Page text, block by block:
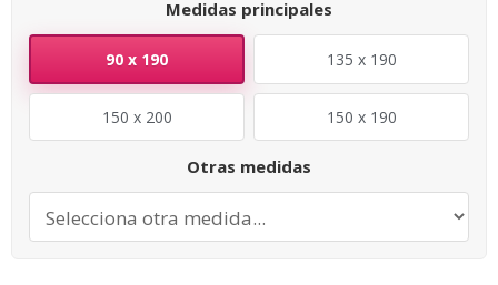
Medidas principales
90 x 190 135 x 190
150 x 200 150 x 190
Otras medidas